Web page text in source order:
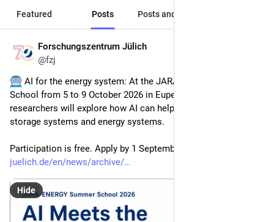
Featured Posts Posts and replies
Forschungszentrum Jülich
@fzj
AI for the energy system: At the JARA ENERGY Summer
School from 5 to 9 October 2026 in Eupen, early career
researchers will explore how AI can help optimize power grids,
storage systems and energy systems.
Participation is free. Apply by 1 September.
juelich.de/en/news/archive/
Hide